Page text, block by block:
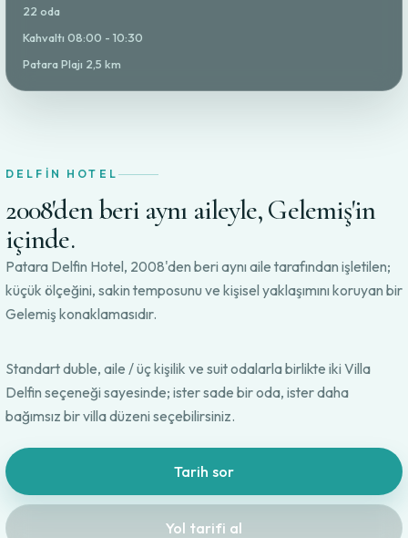
22 oda
Kahvaltı 08:00 - 10:30
Patara Plajı 2,5 km
DELFIN HOTEL
2008'den beri aynı aileyle, Gelemiş'in
içinde.
Patara Delfin Hotel, 2008'den beri aynı aile tarafından işletilen;
küçük ölçeğini, sakin temposunu ve kişisel yaklaşımını koruyan bir
Gelemiş konaklamasıdır.
Standart duble, aile / üç kişilik ve suit odalarla birlikte iki Villa
Delfin seçeneği sayesinde; ister sade bir oda, ister daha
bağımsız bir villa düzeni seçebilirsiniz.
Tarih sor
Yol tarifi al